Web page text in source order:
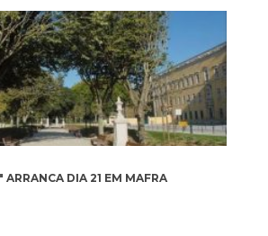
ARRANCA DIA 21 EM MAFRA